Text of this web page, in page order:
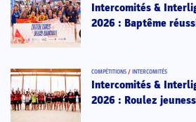
Intercomités &
2026 : Baptême
COMPÉTITIONS / INTERCOMITÉS
Intercomités &
2026 : Roulez